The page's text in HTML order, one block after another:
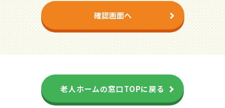
確認画面へ
老人ホームの窓口TOPに戻る